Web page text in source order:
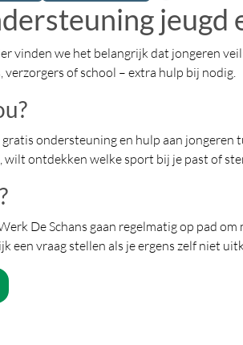
jeugd
vinden we het belangrijk dat jongeren
of school – extra hulp bij nodig.
ondersteuning en hulp aan
ontdekken welke sport bij je past of
De Schans gaan regelmatig op pad
een vraag stellen als je ergens zelf niet